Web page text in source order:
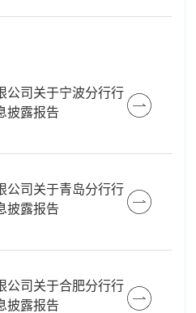
公司关于宁波分行行
披露报告
公司关于青岛分行行
披露报告
公司关于合肥分行行
披露报告